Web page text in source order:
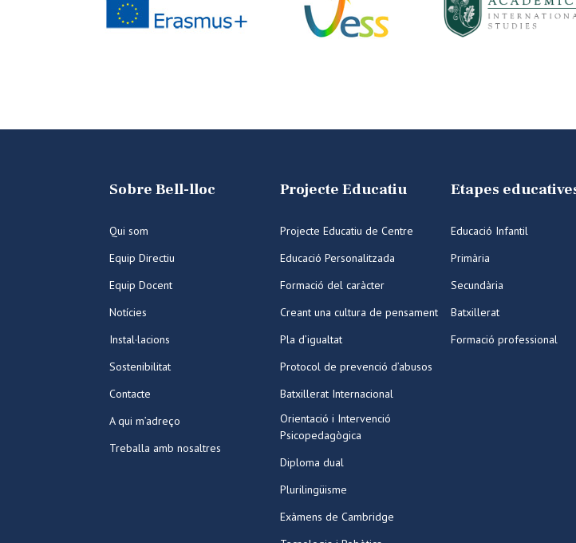
Sobre Bell-lloc
Qui som
Equip Directiu
Equip Docent
Notícies
Instal·lacions
Sostenibilitat
Contacte
A qui m’adreço
Treballa amb nosaltres
Projecte Educatiu
Projecte Educatiu de Centre
Educació Personalitzada
Formació del caràcter
Creant una cultura de pensament
Pla d’igualtat
Protocol de prevenció d’abusos
Batxillerat Internacional
Orientació i Intervenció
Psicopedagògica
Diploma dual
Plurilingüisme
Exàmens de Cambridge
Etapes
Educació Infantil
Primària
Secundària
Batxillerat
Formació professional